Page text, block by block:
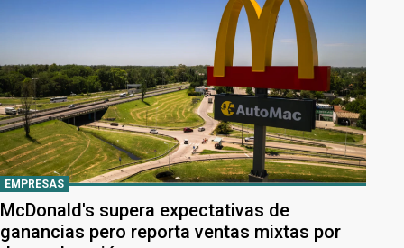
EMPRESAS
McDonald's supera expectativas de
ganancias pero reporta ventas mixtas por